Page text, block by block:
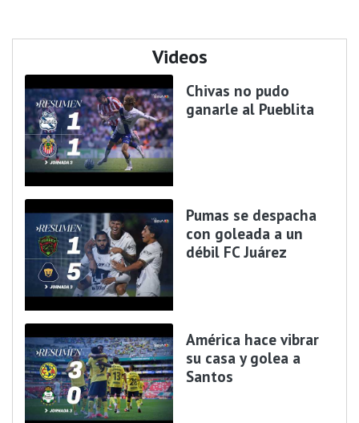
Videos
Chivas no pudo
ganarle al Pueblita
Pumas se despacha
con goleada a un
débil FC Juárez
América hace vibrar
su casa y golea a
Santos